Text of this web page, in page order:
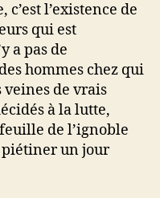
l’existence de
qui est
a pas de
hommes chez qui
de vrais
à la lutte,
de l’ignoble
piétiner un jour